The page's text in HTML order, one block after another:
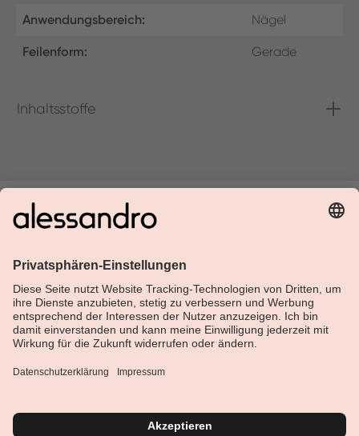
Anwendungsbereich: Nägel
Feilenform: Gerade
Inhaltsstoffe
Über Alessandro
Shop